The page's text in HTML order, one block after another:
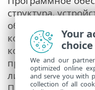
структура,
обеспечения
коммерческой
принадлежащими
лицензиарам.
Your
choice
We and our
optimized online
and serve you with
collection of all